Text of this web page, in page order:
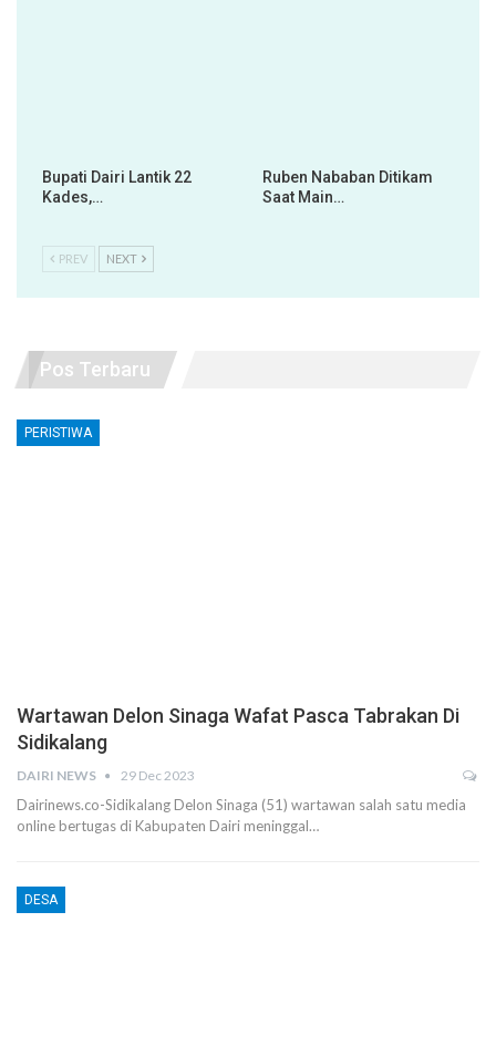
Bupati Dairi Lantik 22
Kades,…
Ruben Nababan Ditikam
Saat Main…
PREV NEXT
Pos Terbaru
PERISTIWA
Wartawan Delon Sinaga Wafat Pasca Tabrakan Di
Sidikalang
DAIRI NEWS 29 Dec 2023
Dairinews.co-Sidikalang Delon Sinaga (51) wartawan salah satu media
online bertugas di Kabupaten Dairi meninggal…
DESA